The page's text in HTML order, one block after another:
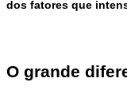
dos fatores que
O grande